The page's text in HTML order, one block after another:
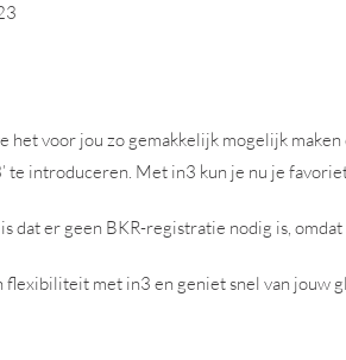
het voor jou zo gemakkelijk mogelijk
te introduceren. Met in3 kun je nu je
dat er geen BKR-registratie nodig is,
flexibiliteit met in3 en geniet snel van jouw